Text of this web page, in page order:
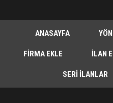
ANASAYFA
FIRMA EKLE İLAN
SERI İLANLAR